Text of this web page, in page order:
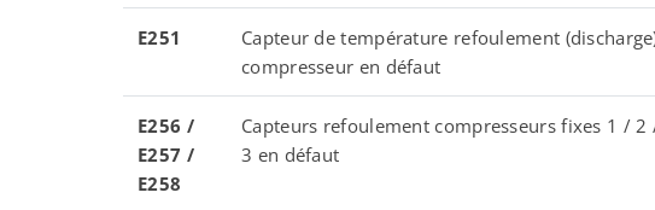
E251
Capteur de température refoulement
compresseur en défaut
E256 /
E257 /
E258
Capteurs refoulement compresseurs fixes 1 / 2
3 en défaut